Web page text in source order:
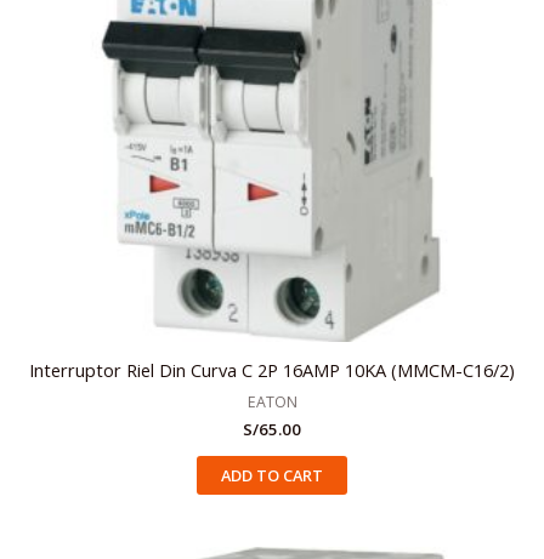
Interruptor Riel Din Curva C 2P 16AMP 10KA (MMCM-C16/2)
EATON
S/65.00
ADD TO CART